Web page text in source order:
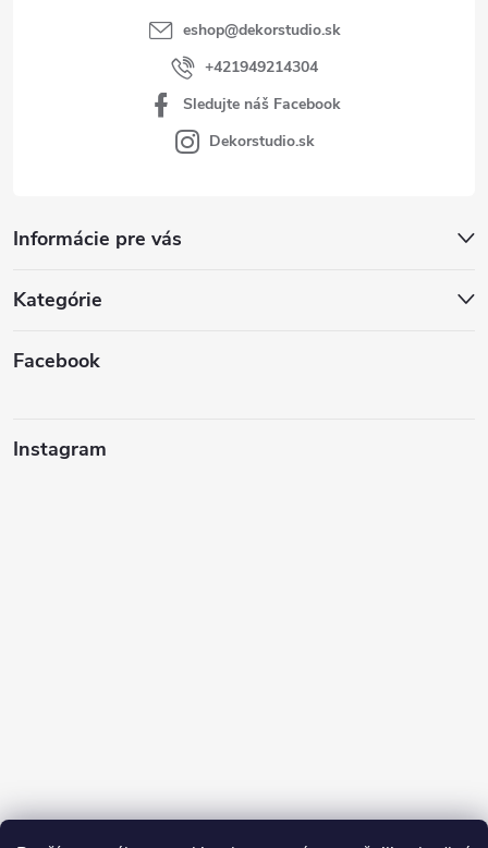
Informácie pre vás
Kategórie
Facebook
Instagram
Sledovať na Instagrame
eshop@dekorstudio.sk
+421949214304
Sledujte náš Facebook
Dekorstudio.sk